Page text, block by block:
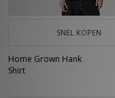
SNEL KOPEN
Home Grown Hank
Shirt